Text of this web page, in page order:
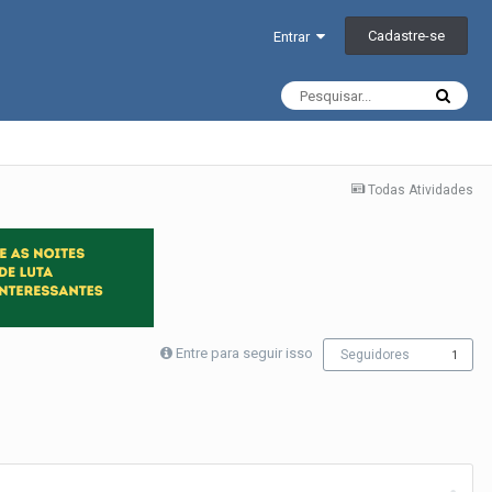
Entrar Cadastre-se
Todas Atividades
Entre para seguir isso Seguidores 1